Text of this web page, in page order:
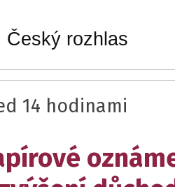
Český rozhlas
14 hodinami